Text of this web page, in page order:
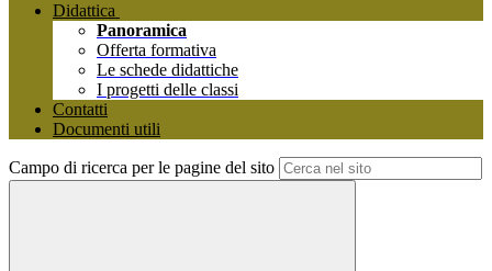
Didattica
Panoramica
Offerta formativa
Le schede didattiche
I progetti delle classi
Contatti
Documenti utili
Campo di ricerca per le pagine del sito